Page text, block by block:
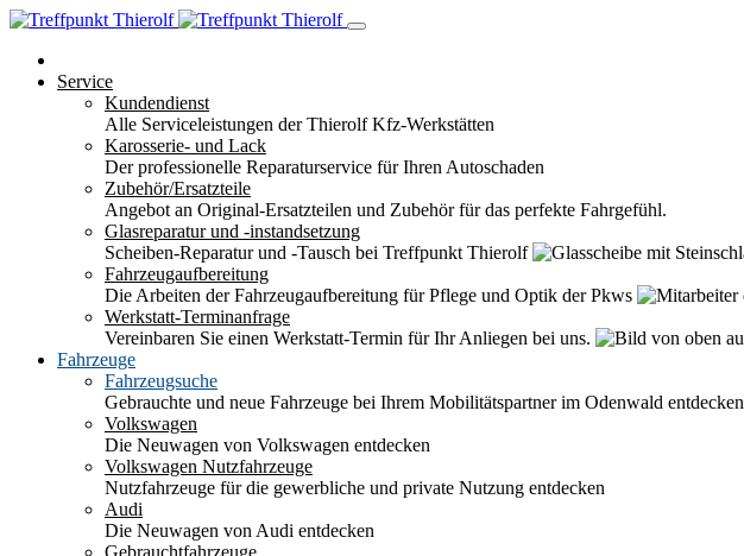
Service
Kundendienst
Alle Serviceleistungen der Thierolf Kfz-Werkstätten
Karosserie- und Lack
Der professionelle Reparaturservice für Ihren Autoschaden
Zubehör/Ersatzteile
Angebot an Original-Ersatzteilen und Zubehör für das perfekte Fahrgefühl.
Glasreparatur und -instandsetzung
Scheiben-Reparatur und -Tausch bei Treffpunkt Thierolf
Fahrzeugaufbereitung
Die Arbeiten der Fahrzeugaufbereitung für Pflege und Optik der Pkws
Werkstatt-Terminanfrage
Vereinbaren Sie einen Werkstatt-Termin für Ihr Anliegen bei uns.
Fahrzeuge
Fahrzeugsuche
Gebrauchte und neue Fahrzeuge bei Ihrem Mobilitätspartner im Odenwald entdecken
Volkswagen
Die Neuwagen von Volkswagen entdecken
Volkswagen Nutzfahrzeuge
Nutzfahrzeuge für die gewerbliche und private Nutzung entdecken
Audi
Die Neuwagen von Audi entdecken
Gebrauchtfahrzeuge